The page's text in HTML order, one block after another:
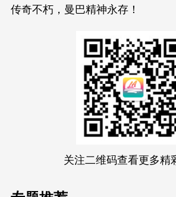
传奇不朽，曼巴精神永存！
关注二维码查看更多精